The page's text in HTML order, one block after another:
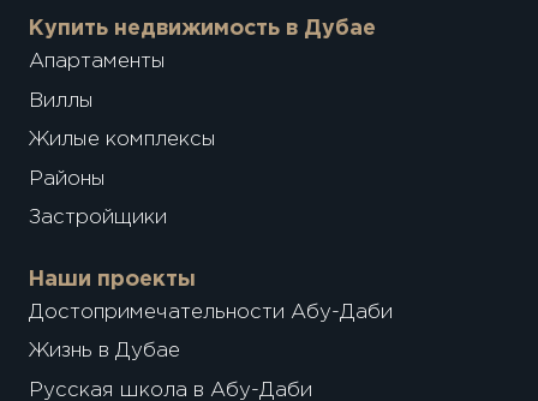
Купить недвижимость в Дубае
Апартаменты
Виллы
Жилые комплексы
Районы
Застройщики
Наши проекты
Достопримечательности Абу-Даби
Жизнь в Дубае
Русская школа в Абу-Даби